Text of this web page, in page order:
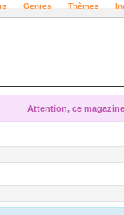
Genres Thèmes
Attention, ce